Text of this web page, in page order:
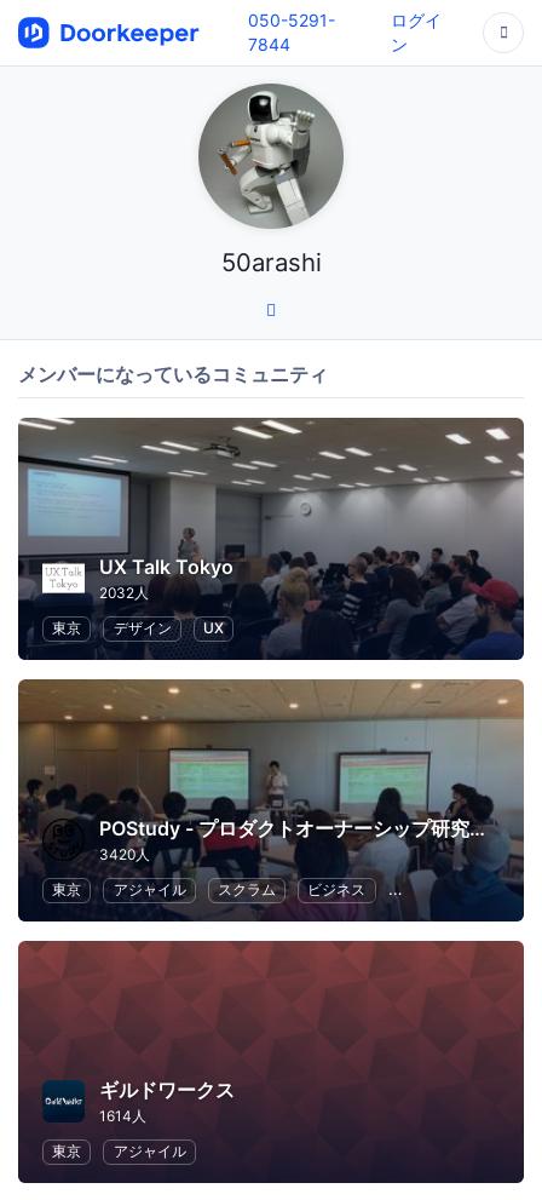
050-5291-
7844
ログイ
ン
50arashi
メンバーになっているコミュニティ
UX Talk Tokyo
2032人
東京
デザイン UX
POStudy - プロダクトオーナーシップ研究会 -
3420人
東京
アジャイル スクラム ビジネス ソフトウェア開発
ギルドワークス
1614人
東京
アジャイル